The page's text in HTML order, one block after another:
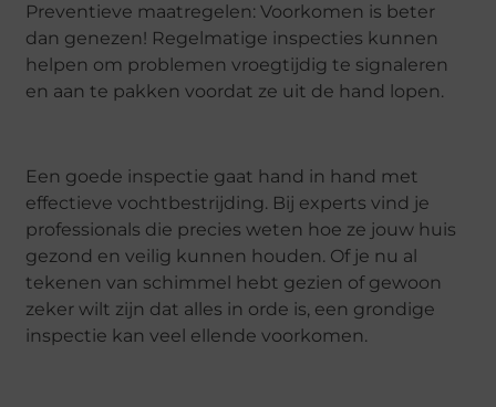
Preventieve maatregelen: Voorkomen is beter
dan genezen! Regelmatige inspecties kunnen
helpen om problemen vroegtijdig te signaleren
en aan te pakken voordat ze uit de hand lopen.
Een goede inspectie gaat hand in hand met
effectieve vochtbestrijding. Bij experts vind je
professionals die precies weten hoe ze jouw huis
gezond en veilig kunnen houden. Of je nu al
tekenen van schimmel hebt gezien of gewoon
zeker wilt zijn dat alles in orde is, een grondige
inspectie kan veel ellende voorkomen.